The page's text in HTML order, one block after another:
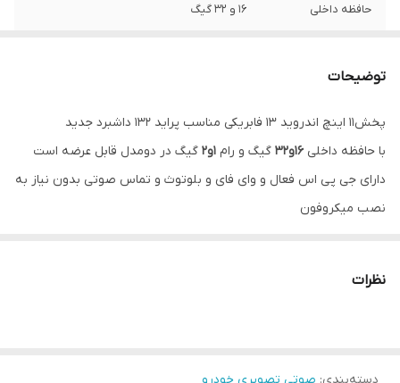
حافظه داخلی 16 و 32 گیگ
توضیحات
پخش11 اینچ اندروید 13 فابریکی مناسب پراید 132 داشبرد جدید
با حافظه داخلی 16و32 گیگ و رام 1و2
گیگ در دومدل قابل عرضه است
دارای جی پی اس فعال و وای فای و بلوتوث و تماس صوتی بدون نیاز به
نصب میکروفون
دارای 2 پورت usb قوی جهت شارژ کردن موبایل و پخش موسیقی
نظرات